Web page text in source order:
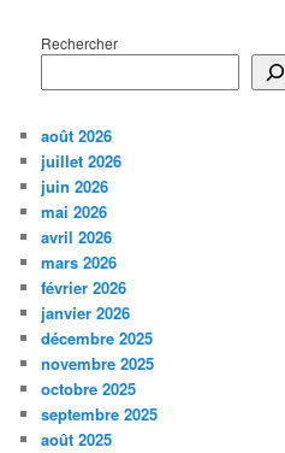
Rechercher
août 2026
juillet 2026
juin 2026
mai 2026
avril 2026
mars 2026
février 2026
janvier 2026
décembre 2025
novembre 2025
octobre 2025
septembre 2025
août 2025